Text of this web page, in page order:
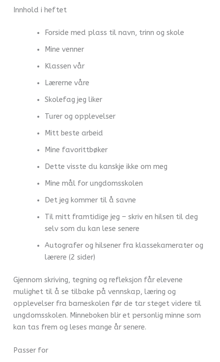
Innhold i heftet
Forside med plass til navn, trinn og skole
Mine venner
Klassen vår
Lærerne våre
Skolefag jeg liker
Turer og opplevelser
Mitt beste arbeid
Mine favorittbøker
Dette visste du kanskje ikke om meg
Mine mål for ungdomsskolen
Det jeg kommer til å savne
Til mitt framtidige jeg – skriv en hilsen til deg
selv som du kan lese senere
Autografer og hilsener fra klassekamerater og
lærere (2 sider)
Gjennom skriving, tegning og refleksjon får elevene
mulighet til å se tilbake på vennskap, læring og
opplevelser fra barneskolen før de tar steget videre til
ungdomsskolen. Minneboken blir et personlig minne som
kan tas frem og leses mange år senere.
Passer for